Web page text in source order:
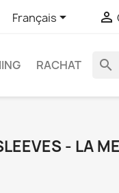
Français 
RACHAT search
- LA